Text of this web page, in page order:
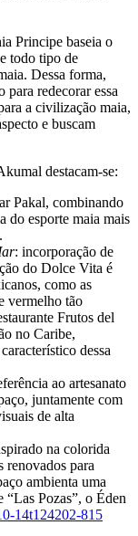
Principe baseia o
todo tipo de
Dessa forma,
redecorar essa
a civilização maia,
e buscam
destacam-se:
Pakal, combinando
do esporte maia mais
: incorporação de
do Dolce Vita é
como as
vermelho tão
Frutos del
no Caribe,
dessa
ao artesanato
juntamente com
de alta
na colorida
renovados para
ambienta uma
“Las Pozas”, o Éden